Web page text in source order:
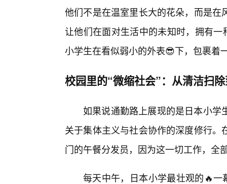
他们不是在温室里长大的花朵，而是
让他们在面对生活中的未知时，拥有
小学生在看似弱小的外表😎下，包裹着
校园里的“微缩社会”：从清洁扫
如果说通勤路上展现的是日本小学
关于集体主义与社会协作的深度修行
门的午餐分发员，因为这一切工作，全
每天中午，日本小学最壮观的🔥一